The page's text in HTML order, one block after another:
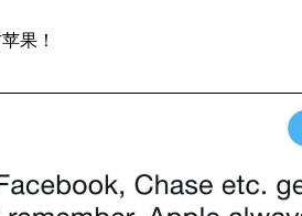
果！